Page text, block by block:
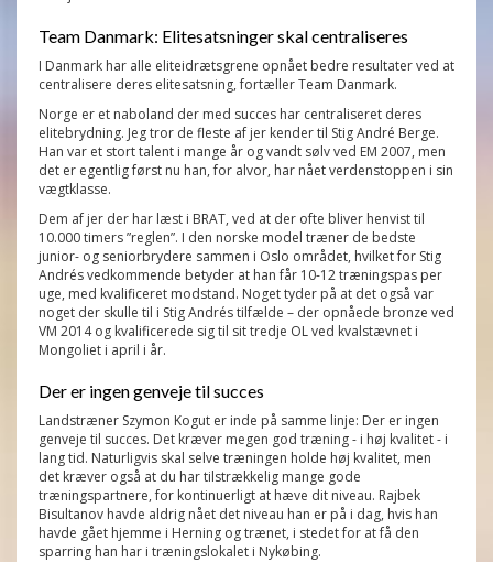
Team Danmark: Elitesatsninger skal centraliseres
I Danmark har alle eliteidrætsgrene opnået bedre resultater ved at
centralisere deres elitesatsning, fortæller Team Danmark.
Norge er et naboland der med succes har centraliseret deres
elitebrydning. Jeg tror de fleste af jer kender til Stig André Berge.
Han var et stort talent i mange år og vandt sølv ved EM 2007, men
det er egentlig først nu han, for alvor, har nået verdenstoppen i sin
vægtklasse.
Dem af jer der har læst i BRAT, ved at der ofte bliver henvist til
10.000 timers ”reglen”. I den norske model træner de bedste
junior- og seniorbrydere sammen i Oslo området, hvilket for Stig
Andrés vedkommende betyder at han får 10-12 træningspas per
uge, med kvalificeret modstand. Noget tyder på at det også var
noget der skulle til i Stig Andrés tilfælde – der opnåede bronze ved
VM 2014 og kvalificerede sig til sit tredje OL ved kvalstævnet i
Mongoliet i april i år.
Der er ingen genveje til succes
Landstræner Szymon Kogut er inde på samme linje: Der er ingen
genveje til succes. Det kræver megen god træning - i høj kvalitet - i
lang tid. Naturligvis skal selve træningen holde høj kvalitet, men
det kræver også at du har tilstrækkelig mange gode
træningspartnere, for kontinuerligt at hæve dit niveau. Rajbek
Bisultanov havde aldrig nået det niveau han er på i dag, hvis han
havde gået hjemme i Herning og trænet, i stedet for at få den
sparring han har i træningslokalet i Nykøbing.